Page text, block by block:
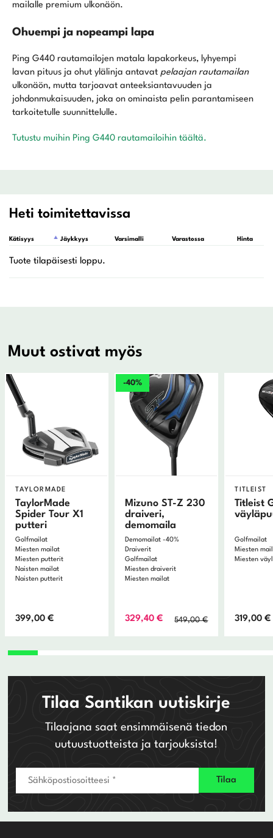
mailalle premium ulkonäön.
Ohuempi ja nopeampi lapa
Ping G440 rautamailojen matala lapakorkeus, lyhyempi
lavan pituus ja ohut ylälinja antavat pelaajan rautamailan
ulkonäön, mutta tarjoavat anteeksiantavuuden ja
johdonmukaisuuden, joka on ominaista pelin parantamiseen
tarkoitetulle suunnittelulle.
Tutustu muihin Ping G440 rautamailoihin täältä.
Heti toimitettavissa
Kätisyys Jäykkyys Varsimalli Varastossa Hinta
Muut ostivat myös
TAYLORMADE
TaylorMade
Spider Tour X1
putteri
Golfmailat
Miesten mailat
Miesten putterit
Naisten mailat
Naisten putterit
399,00€
-40%
Mizuno ST-Z 230
draiveri,
demomaila
Demomailat -40%
Draiverit
Golfmailat
Miesten draiverit
Miesten mailat
549,00€Alkuperäinen
329,40€
Nykyinen
TITLEIST
Titleist
Golfmailat
Miesten
Miesten
319,00€
Tilaa Santikan uutiskirje
Tilaajana saat ensimmäisenä tiedon
uutuustuotteista ja tarjouksista!